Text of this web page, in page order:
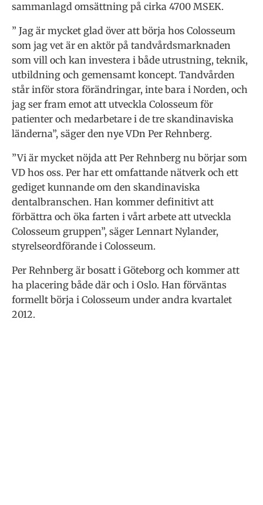
sammanlagd omsättning på cirka 4700 MSEK.
” Jag är mycket glad över att börja hos Colosseum
som jag vet är en aktör på tandvårdsmarknaden
som vill och kan investera i både utrustning, teknik,
utbildning och gemensamt koncept. Tandvården
står inför stora förändringar, inte bara i Norden, och
jag ser fram emot att utveckla Colosseum för
patienter och medarbetare i de tre skandinaviska
länderna”, säger den nye VDn Per Rehnberg.
”Vi är mycket nöjda att Per Rehnberg nu börjar som
VD hos oss. Per har ett omfattande nätverk och ett
gediget kunnande om den skandinaviska
dentalbranschen. Han kommer definitivt att
förbättra och öka farten i vårt arbete att utveckla
Colosseum gruppen”, säger Lennart Nylander,
styrelseordförande i Colosseum.
Per Rehnberg är bosatt i Göteborg och kommer att
ha placering både där och i Oslo. Han förväntas
formellt börja i Colosseum under andra kvartalet
2012.